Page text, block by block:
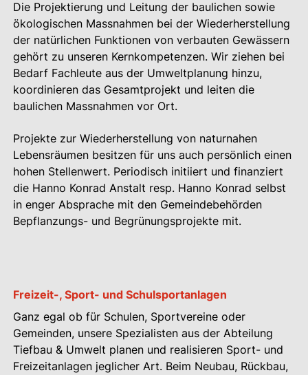
Die Projektierung und Leitung der baulichen sowie
ökologischen Massnahmen bei der Wiederherstellung
der natürlichen Funktionen von verbauten Gewässern
gehört zu unseren Kernkompetenzen. Wir ziehen bei
Bedarf Fachleute aus der Umweltplanung hinzu,
koordinieren das Gesamtprojekt und leiten die
baulichen Massnahmen vor Ort.
Projekte zur Wiederherstellung von naturnahen
Lebensräumen besitzen für uns auch persönlich einen
hohen Stellenwert. Periodisch initiiert und finanziert
die Hanno Konrad Anstalt resp. Hanno Konrad selbst
in enger Absprache mit den Gemeindebehörden
Bepflanzungs- und Begrünungsprojekte mit.
Freizeit-, Sport- und Schulsportanlagen
Ganz egal ob für Schulen, Sportvereine oder
Gemeinden, unsere Spezialisten aus der Abteilung
Tiefbau & Umwelt planen und realisieren Sport- und
Freizeitanlagen jeglicher Art. Beim Neubau, Rückbau,